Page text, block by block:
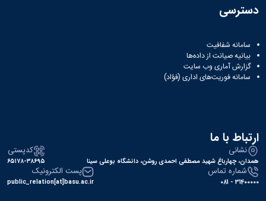
دسترسی
سامانه شفافیت
بیانیه صیانت از داده‌ها
گزارش آماری وب‌ سایت
سامانه فوریت‌های اداری (فؤاد)
ارتباط با ما
نشانی
همدان، چهارباغ شهید مصطفی احمدی روشن، دانشگاه بوعلی سینا
کدپستی
۶۵۱۷۸-۳۸۶۹۵
شماره تماس
31400000 - 081
پست الکترونیک
public_relation[at]basu.ac.ir